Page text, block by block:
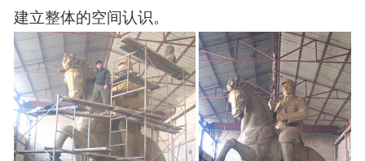
建立整体的空间认识。